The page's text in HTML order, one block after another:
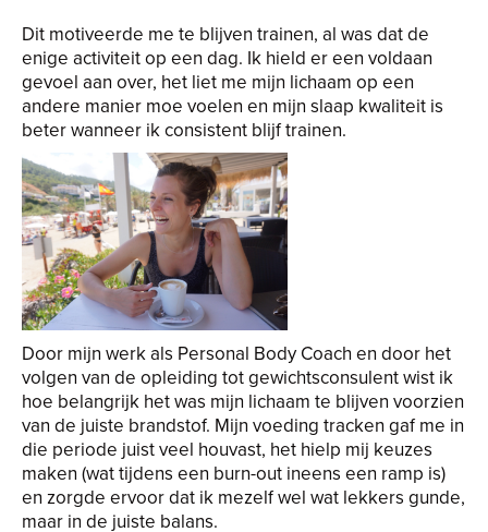
Dit motiveerde me te blijven trainen, al was dat de
enige activiteit op een dag. Ik hield er een voldaan
gevoel aan over, het liet me mijn lichaam op een
andere manier moe voelen en mijn slaap kwaliteit is
beter wanneer ik consistent blijf trainen.
Door mijn werk als Personal Body Coach en door het
volgen van de opleiding tot gewichtsconsulent wist ik
hoe belangrijk het was mijn lichaam te blijven voorzien
van de juiste brandstof. Mijn voeding tracken gaf me in
die periode juist veel houvast, het hielp mij keuzes
maken (wat tijdens een burn-out ineens een ramp is)
en zorgde ervoor dat ik mezelf wel wat lekkers gunde,
maar in de juiste balans.